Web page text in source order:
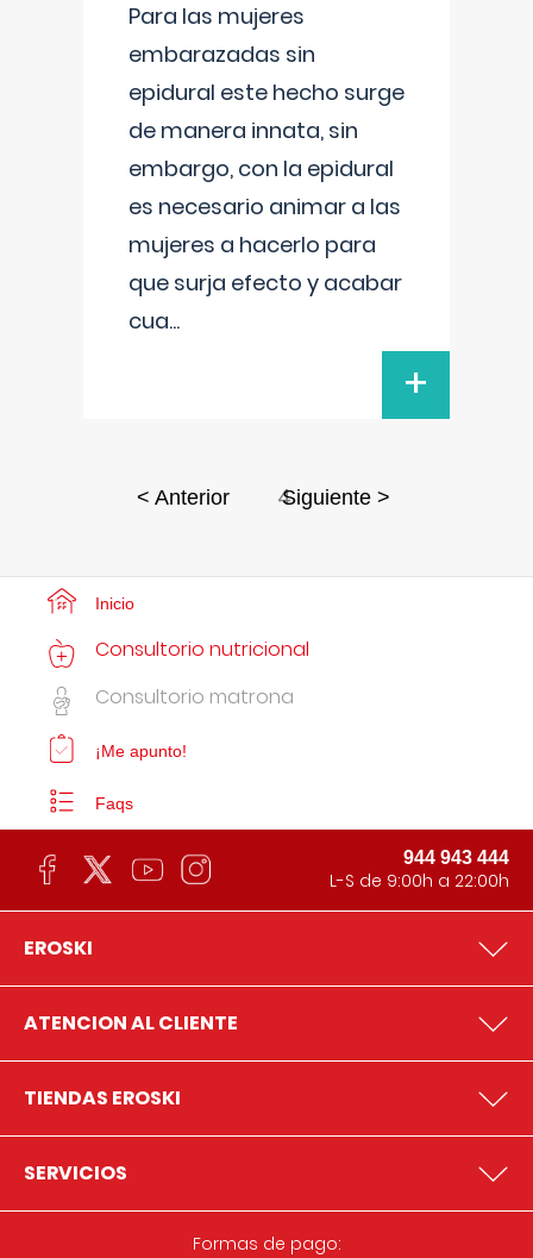
Para las mujeres
embarazadas sin
epidural este hecho surge
de manera innata, sin
embargo, con la epidural
es necesario animar a las
mujeres a hacerlo para
que surja efecto y acabar
cua...
+
< Anterior 4
Siguiente >
Inicio
Consultorio nutricional
Consultorio matrona
¡Me apunto!
Faqs
944 943 444
L-S de 9:00h a 22:00h
EROSKI
ATENCION AL CLIENTE
TIENDAS EROSKI
SERVICIOS
Formas de pago: